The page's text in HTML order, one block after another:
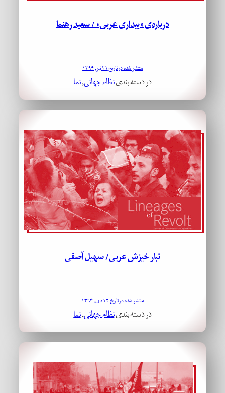
درباره‌ی «بیداری عربی» / سعید رهنما
منتشر شده در تاریخ ۲۱ تیر, ۱۳۹۴
در دسته بندینظام جهانی, نما
تبار خیزش‌ عربی/ سهیل آصفی
منتشر شده در تاریخ ۱۲ دی, ۱۳۹۳
در دسته بندینظام جهانی, نما